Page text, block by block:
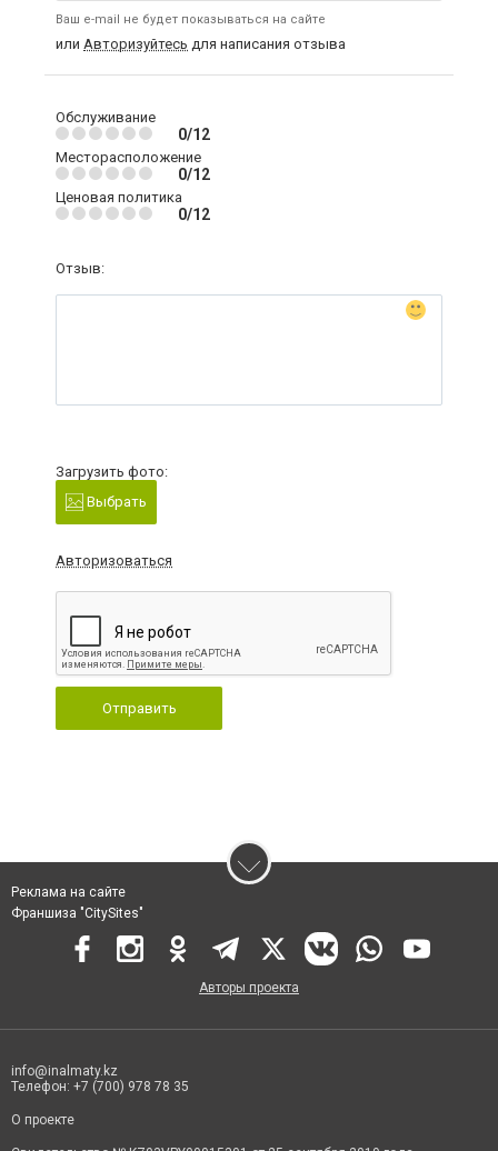
Ваш e-mail не будет показываться на сайте
или Авторизуйтесь для написания отзыва
Обслуживание
0/12
Месторасположение
0/12
Ценовая политика
0/12
Отзыв:
Загрузить фото:
Выбрать
Авторизоваться
Отправить
Реклама на сайте
Франшиза "CitySites"
Авторы проекта
info@inalmaty.kz
Телефон: +7 (700) 978 78 35
О проекте